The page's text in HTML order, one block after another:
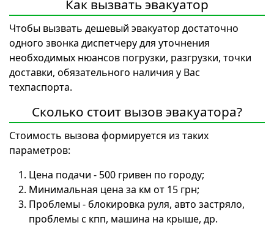
Как вызвать эвакуатор
Чтобы вызвать дешевый эвакуатор достаточно
одного звонка диспетчеру для уточнения
необходимых нюансов погрузки, разгрузки, точки
доставки, обязательного наличия у Вас
техпаспорта.
Сколько стоит вызов эвакуатора?
Стоимость вызова формируется из таких
параметров:
Цена подачи - 500 гривен по городу;
Минимальная цена за км от 15 грн;
Проблемы - блокировка руля, авто застряло,
проблемы с кпп, машина на крыше, др.